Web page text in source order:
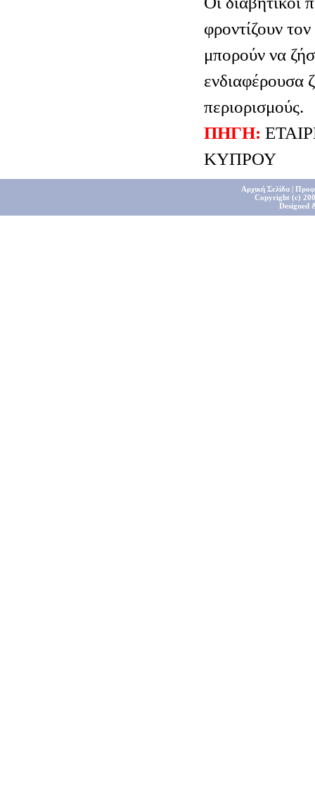
φροντίζουν
μπορούν να
ενδιαφέρουσα
περιορισμούς.
ΠΗΓΗ:
ΚΥΠΡΟΥ
Αρχική Σελίδα|
Copyright (c)
Designed